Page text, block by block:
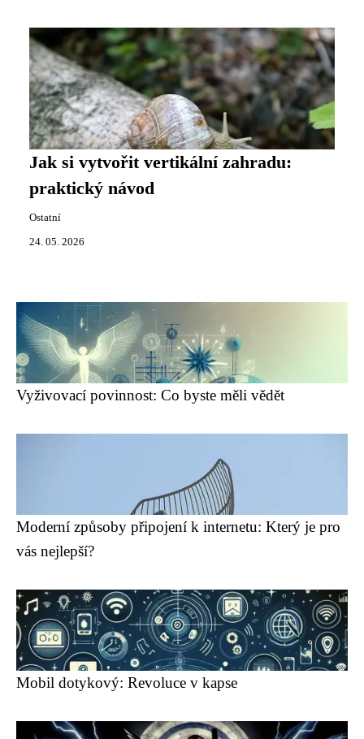
Jak si vytvořit vertikální zahradu:
praktický návod
Ostatní
24. 05. 2026
Vyživovací povinnost: Co byste měli vědět
Moderní způsoby připojení k internetu: Který je pro
vás nejlepší?
Mobil dotykový: Revoluce v kapse